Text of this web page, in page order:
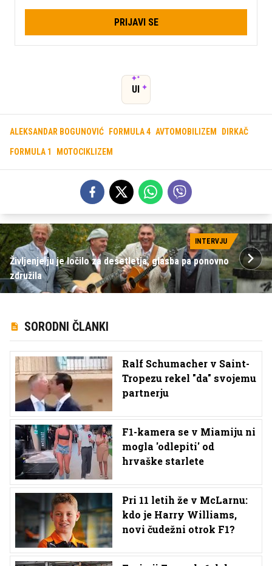
PRIJAVI SE
UI
ALEKSANDAR BOGUNOVIĆ FORMULA 4 AVTOMOBILIZEM DIRKAČ
FORMULA 1 MOTOCIKLIZEM
INTERVJU
Življenje ju je ločilo za desetletja, glasba pa ponovno
združila
SORODNI ČLANKI
Ralf Schumacher v Saint-
Tropezu rekel "da" svojemu
partnerju
F1-kamera se v Miamiju ni
mogla 'odlepiti' od
hrvaške starlete
Pri 11 letih že v McLarnu:
kdo je Harry Williams,
novi čudežni otrok F1?